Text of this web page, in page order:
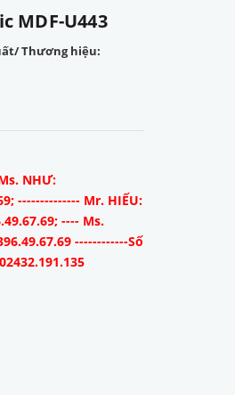
MDF-U443
Thương hiệu:
NHƯ:
-------------- Mr. HIẾU:
---- Ms.
------------Số